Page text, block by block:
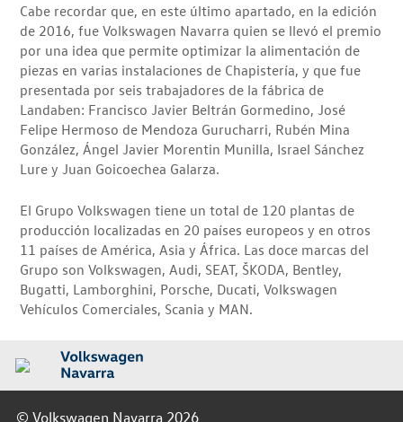
Cabe recordar que, en este último apartado, en la edición
de 2016, fue Volkswagen Navarra quien se llevó el premio
por una idea que permite optimizar la alimentación de
piezas en varias instalaciones de Chapistería, y que fue
presentada por seis trabajadores de la fábrica de
Landaben: Francisco Javier Beltrán Gormedino, José
Felipe Hermoso de Mendoza Gurucharri, Rubén Mina
González, Ángel Javier Morentin Munilla, Israel Sánchez
Lure y Juan Goicoechea Galarza.
El Grupo Volkswagen tiene un total de 120 plantas de
producción localizadas en 20 países europeos y en otros
11 países de América, Asia y África. Las doce marcas del
Grupo son Volkswagen, Audi, SEAT, ŠKODA, Bentley,
Bugatti, Lamborghini, Porsche, Ducati, Volkswagen
Vehículos Comerciales, Scania y MAN.
© Volkswagen Navarra 2026